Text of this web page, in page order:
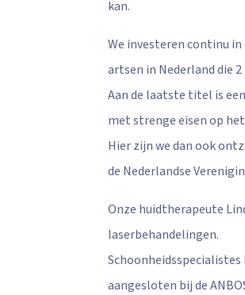
kan.
We investeren continu
artsen in Nederland die
Aan de laatste titel is
met strenge eisen op
Hier zijn we dan ook
de Nederlandse
Onze huidtherapeute
laserbehandelingen.
aangesloten bij de